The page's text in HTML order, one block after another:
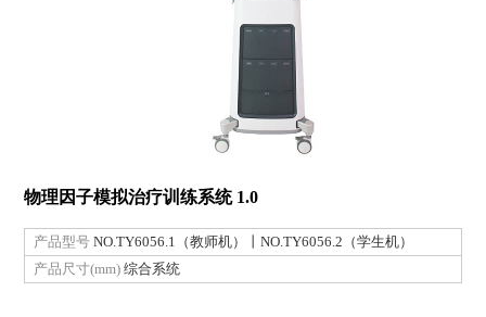
物理因子模拟治疗训练系统 1.0
产品型号 NO.TY6056.1（教师机）丨NO.TY6056.2（学生机）
产品尺寸(mm) 综合系统